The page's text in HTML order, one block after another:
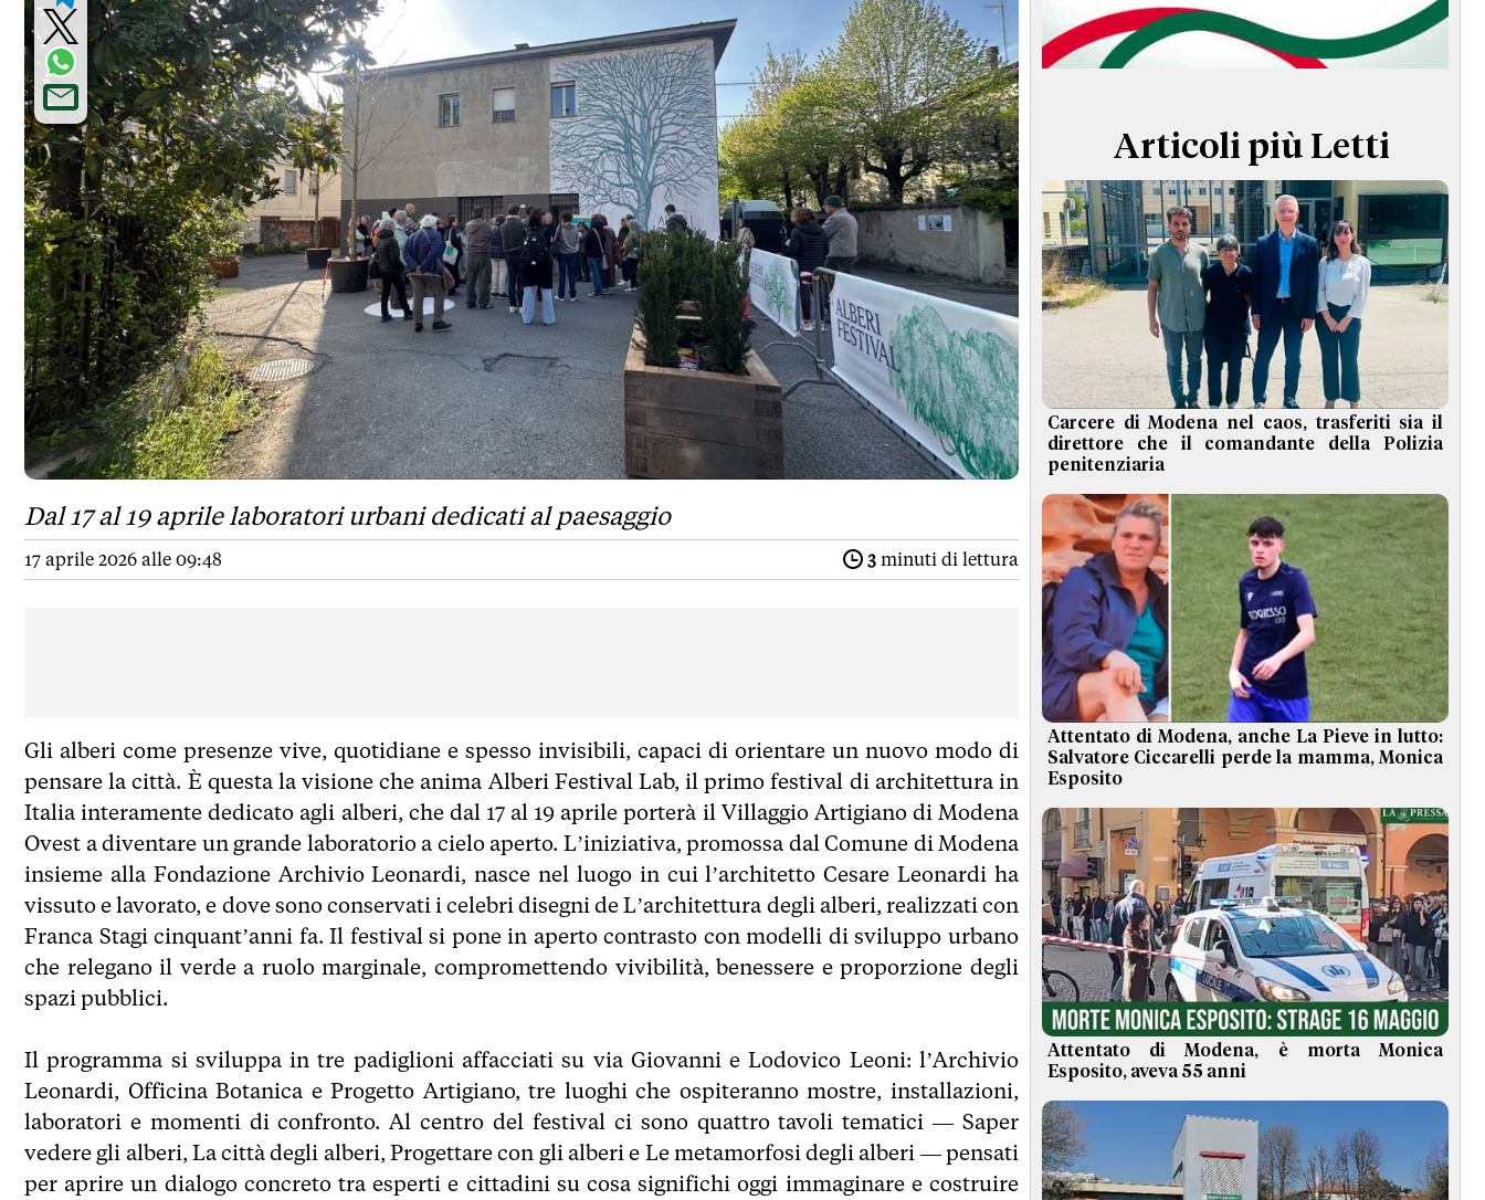
TERMINI e CONDIZIONI
Dal 17 al 19 aprile laboratori urbani dedicati al paesaggio
17 aprile 2026 alle 09:48 3 minuti di lettura
Gli alberi come presenze vive, quotidiane e spesso invisibili, capaci di orientare un nuovo modo di
pensare la città. È questa la visione che anima Alberi Festival Lab, il primo festival di architettura in
Italia interamente dedicato agli alberi, che dal 17 al 19 aprile porterà il Villaggio Artigiano di Modena
Ovest a diventare un grande laboratorio a cielo aperto. L’iniziativa, promossa dal Comune di Modena
insieme alla Fondazione Archivio Leonardi, nasce nel luogo in cui l’architetto Cesare Leonardi ha
vissuto e lavorato, e dove sono conservati i celebri disegni de L’architettura degli alberi, realizzati con
Franca Stagi cinquant’anni fa. Il festival si pone in aperto contrasto con modelli di sviluppo urbano
che relegano il verde a ruolo marginale, compromettendo vivibilità, benessere e proporzione degli
spazi pubblici.
Il programma si sviluppa in tre padiglioni affacciati su via Giovanni e Lodovico Leoni: l’Archivio
Leonardi, Officina Botanica e Progetto Artigiano, tre luoghi che ospiteranno mostre, installazioni,
laboratori e momenti di confronto. Al centro del festival ci sono quattro tavoli tematici — Saper
vedere gli alberi, La città degli alberi, Progettare con gli alberi e Le metamorfosi degli alberi — pensati
per aprire un dialogo concreto tra esperti e cittadini su cosa significhi oggi immaginare e costruire
Articoli più Letti
Carcere di Modena nel caos, trasferiti sia il
direttore che il comandante della Polizia
penitenziaria
Attentato di Modena, anche La Pieve in lutto:
Salvatore Ciccarelli perde la mamma, Monica
Esposito
Attentato di Modena, è morta Monica
Esposito, aveva 55 anni